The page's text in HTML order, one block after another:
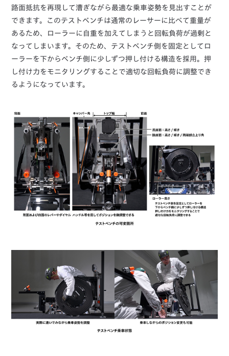
路面抵抗を再現して漕ぎながら最適な乗車姿勢を見出すことが
できます。このテストベンチは通常のレーサーに比べて重量が
あるため、ローラーに自重を加えてしまうと回転負荷が過剰と
なってしまいます。そのため、テストベンチ側を固定としてロ
ーラーを下からベンチ側に少しずつ押し付ける構造を採用。押
し付け力をモニタリングすることで適切な回転負荷に調整でき
るようになっています。